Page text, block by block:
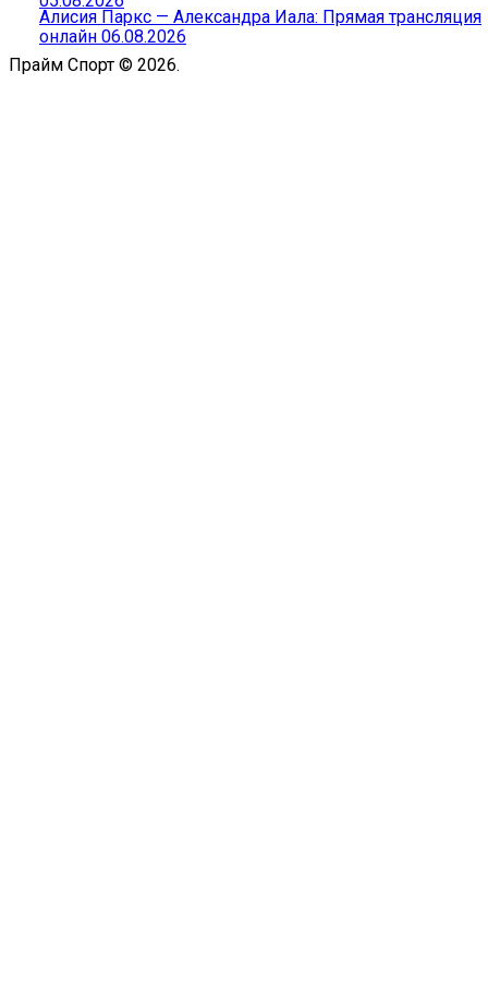
Алисия Паркс — Александра Иала: Прямая трансляция
онлайн 06.08.2026
Прайм Спорт © 2026.